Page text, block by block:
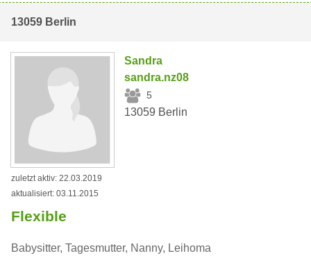
13059 Berlin
Sandra
sandra.nz08
5
13059 Berlin
zuletzt aktiv: 22.03.2019
aktualisiert: 03.11.2015
Flexible
Babysitter, Tagesmutter, Nanny, Leihoma